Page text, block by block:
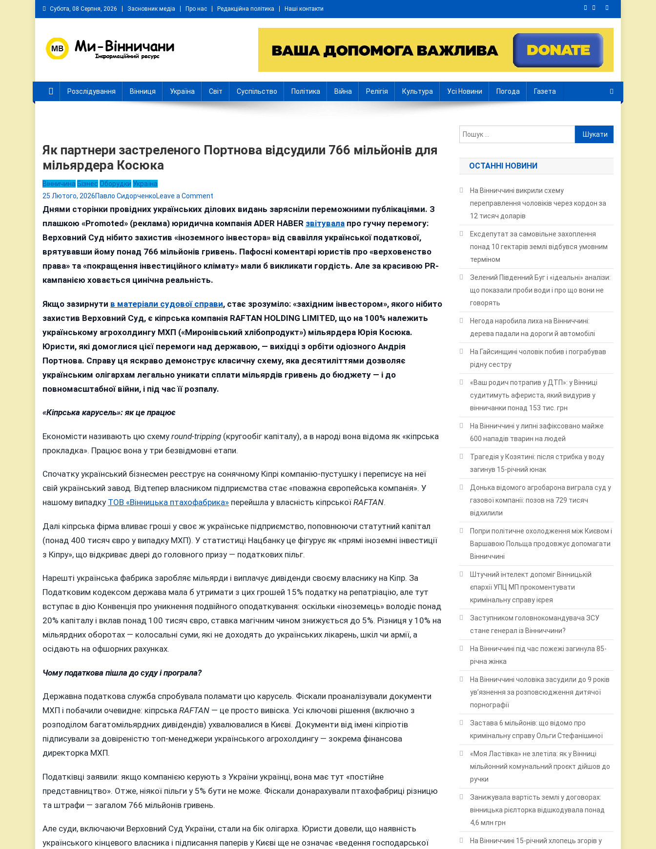
Skip
to
Субота, 08 Серпня, 2026 Засновник медіа Про нас Редакційна політика Наші контакти
Розслідування Вінниця Україна Світ Суспільство Політика Війна Релігія Культура Усі Новини Погода Газета
Як партнери застреленого Портнова відсудили 766 мільйонів для
мільярдера Косюка
Вінничина Бізнес Оборудки Україна
25 Лютого, 2026Павло СидорченкоLeave a Comment
Як
відсудили
766
мільярдера
Косюка
Днями сторінки провідних українських ділових видань зарясніли переможними публікаціями. З
плашкою «Promoted» (реклама) юридична компанія ADER HABER звітувала про гучну перемогу:
Верховний Суд нібито захистив «іноземного інвестора» від свавілля української податкової,
врятувавши йому понад 766 мільйонів гривень. Пафосні коментарі юристів про «верховенство
права» та «покращення інвестиційного клімату» мали б викликати гордість. Але за красивою PR-
кампанією ховається цинічна реальність.
Якщо зазирнути в матеріали судової справи, стає зрозуміло: «західним інвестором», якого нібито
захистив Верховний Суд, є кіпрська компанія RAFTAN HOLDING LIMITED, що на 100% належить
українському агрохолдингу МХП («Миронівський хлібопродукт») мільярдера Юрія Косюка.
Юристи, які домоглися цієї перемоги над державою, — вихідці з орбіти одіозного Андрія
Портнова. Справу ця яскраво демонструє класичну схему, яка десятиліттями дозволяє
українським олігархам легально уникати сплати мільярдів гривень до бюджету — і до
повномасштабної війни, і під час її розпалу.
«Кіпрська карусель»: як це працює
Економісти називають цю схему round-tripping (кругообіг капіталу), а в народі вона відома як «кіпрська
прокладка». Працює вона у три безвідмовні етапи.
Спочатку український бізнесмен реєструє на сонячному Кіпрі компанію-пустушку і переписує на неї
свій український завод. Відтепер власником підприємства стає «поважна європейська компанія». У
нашому випадку ТОВ «Вінницька птахофабрика» перейшла у власність кіпрської RAFTAN.
Далі кіпрська фірма вливає гроші у своє ж українське підприємство, поповнюючи статутний капітал
(понад 400 тисяч євро у випадку МХП). У статистиці Нацбанку це фігурує як «прямі іноземні інвестиції
з Кіпру», що відкриває двері до головного призу — податкових пільг.
Нарешті українська фабрика заробляє мільярди і виплачує дивіденди своєму власнику на Кіпр. За
Податковим кодексом держава мала б утримати з цих грошей 15% податку на репатріацію, але тут
вступає в дію Конвенція про уникнення подвійного оподаткування: оскільки «іноземець» володіє понад
20% капіталу і вклав понад 100 тисяч євро, ставка магічним чином знижується до 5%. Різниця у 10% на
мільярдних оборотах — колосальні суми, які не доходять до українських лікарень, шкіл чи армії, а
осідають на офшорних рахунках.
Чому податкова пішла до суду і програла?
Державна податкова служба спробувала поламати цю карусель. Фіскали проаналізували документи
МХП і побачили очевидне: кіпрська RAFTAN — це просто вивіска. Усі ключові рішення (включно з
розподілом багатомільярдних дивідендів) ухвалювалися в Києві. Документи від імені кіпріотів
підписували за довіреністю топ-менеджери українського агрохолдингу — зокрема фінансова
директорка МХП.
Податківці заявили: якщо компанією керують з України українці, вона має тут «постійне
представництво». Отже, ніякої пільги у 5% бути не може. Фіскали донарахували птахофабриці різницю
та штрафи — загалом 766 мільйонів гривень.
Але суди, включаючи Верховний Суд України, стали на бік олігарха. Юристи довели, що наявність
українського кінцевого власника і підписання паперів у Києві ще не означає «ведення господарської
Пошук:
ОСТАННІ НОВИНИ
На Вінниччині викрили схему
переправлення чоловіків через кордон за
12 тисяч доларів
Ексдепутат за самовільне захоплення
понад 10 гектарів землі відбувся умовним
терміном
Зелений Південний Буг і «ідеальні» аналізи:
що показали проби води і про що вони не
говорять
Негода наробила лиха на Вінниччині:
дерева падали на дороги й автомобілі
На Гайсинщині чоловік побив і пограбував
рідну сестру
«Ваш родич потрапив у ДТП»: у Вінниці
судитимуть афериста, який видурив у
вінничанки понад 153 тис. грн
На Вінниччині у липні зафіксовано майже
600 нападів тварин на людей
Трагедія у Козятині: після стрибка у воду
загинув 15-річний юнак
Донька відомого агробарона виграла суд у
газової компанії: позов на 729 тисяч
відхилили
Попри політичне охолодження між Києвом і
Варшавою Польща продовжує допомагати
Вінниччині
Штучний інтелект допоміг Вінницькій
єпархії УПЦ МП прокоментувати
кримінальну справу ієрея
Заступником головнокомандувача ЗСУ
стане генерал із Вінниччини?
На Вінниччині під час пожежі загинула 85-
річна жінка
На Вінниччині чоловіка засудили до 9 років
ув’язнення за розповсюдження дитячої
порнографії
Застава 6 мільйонів: що відомо про
кримінальну справу Ольги Стефанішиної
«Моя Ластівка» не злетіла: як у Вінниці
мільйонний комунальний проєкт дійшов до
ручки
Занижувала вартість землі у договорах:
вінницька рієлторка відшкодувала понад
4,6 млн грн
На Вінниччині 15-річний хлопець згорів у